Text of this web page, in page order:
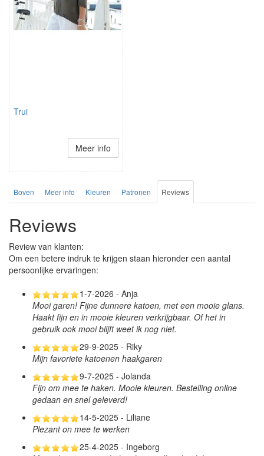
Trui
Meer info
Boven Meer info Kleuren Patronen Reviews
Reviews
Review van klanten:
Om een betere indruk te krijgen staan hieronder een aantal
persoonlijke ervaringen:
1-7-2026 - Anja
Mooi garen! Fijne dunnere katoen, met een mooie glans.
Haakt fijn en in mooie kleuren verkrijgbaar. Of het in
gebruik ook mooi blijft weet ik nog niet.
29-9-2025 - Riky
Mijn favoriete katoenen haakgaren
9-7-2025 - Jolanda
Fijn om mee te haken. Mooie kleuren. Bestelling online
gedaan en snel geleverd!
14-5-2025 - Liliane
Plezant on mee te werken
25-4-2025 - Ingeborg